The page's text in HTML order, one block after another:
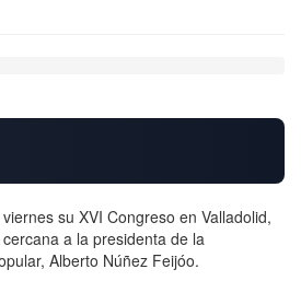
su XVI Congreso en Valladolid,
a la presidenta de la
Alberto Núñez Feijóo.